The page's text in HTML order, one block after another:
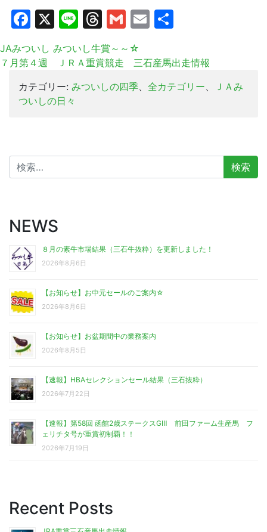
Facebook
X LineThreads
Gmail
Email
JAみついし みついし牛賞～～☆
７月第４週 ＪＲＡ重賞競走 三石産馬出走情報
カテゴリー: みついしの四季、 全カテゴリー、
ＪＡみ
ついしの日々
検
索:
NEWS
８月の素牛市場結果（三石牛抜粋）を更新しました！
2026年8月6日
【お知らせ】お中元セールのご案内☆
2026年8月6日
【お知らせ】お盆期間中の業務案内
2026年8月5日
【速報】HBAセレクションセール結果（三石抜粋）
2026年7月22日
【速報】第58回 函館2歳ステークスGⅢ 前田ファーム生産馬 フ
ェリチタ号が重賞初制覇！！
2026年7月19日
Recent Posts